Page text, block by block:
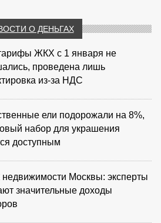
О ДЕНЬГАХ
ЖКХ с 1 января не
проведена лишь
из‑за НДС
ели подорожали на 8%,
набор для украшения
доступным
Москвы: эксперты
значительные доходы